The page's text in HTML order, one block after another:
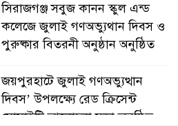
সিরাজগঞ্জ সবুজ কানন স্কুল এন্ড
কলেজে জুলাই গণঅভ্যুথান দিবস ও
পুরুষ্কার বিতরনী অনুষ্ঠান অনুষ্ঠিত
জয়পুরহাটে জুলাই গণঅভ্যুত্থান
দিবস’ উপলক্ষ্যে রেড ক্রিসেন্ট
সোসাইটি আলোচনা সভা অনুষ্ঠিত